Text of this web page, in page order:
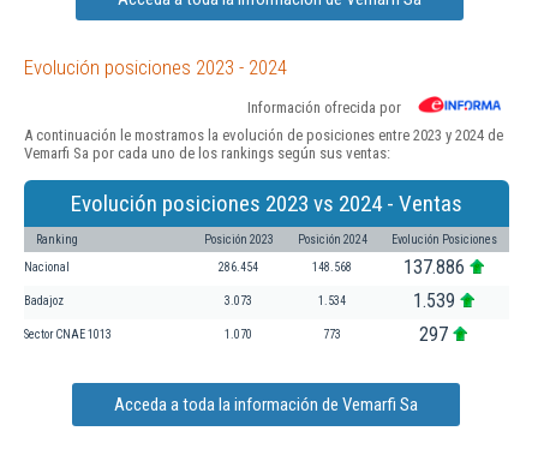
Evolución posiciones 2023 - 2024
Información ofrecida por
A continuación le mostramos la evolución de posiciones entre 2023 y 2024 de
Vemarfi Sa por cada uno de los rankings según sus ventas:
Evolución posiciones 2023 vs 2024 - Ventas
Ranking Posición 2023 Posición 2024 Evolución Posiciones
Nacional 286.454 148.568 137.886
Badajoz 3.073 1.534 1.539
Sector CNAE 1013 1.070 773 297
Acceda a toda la información de Vemarfi Sa